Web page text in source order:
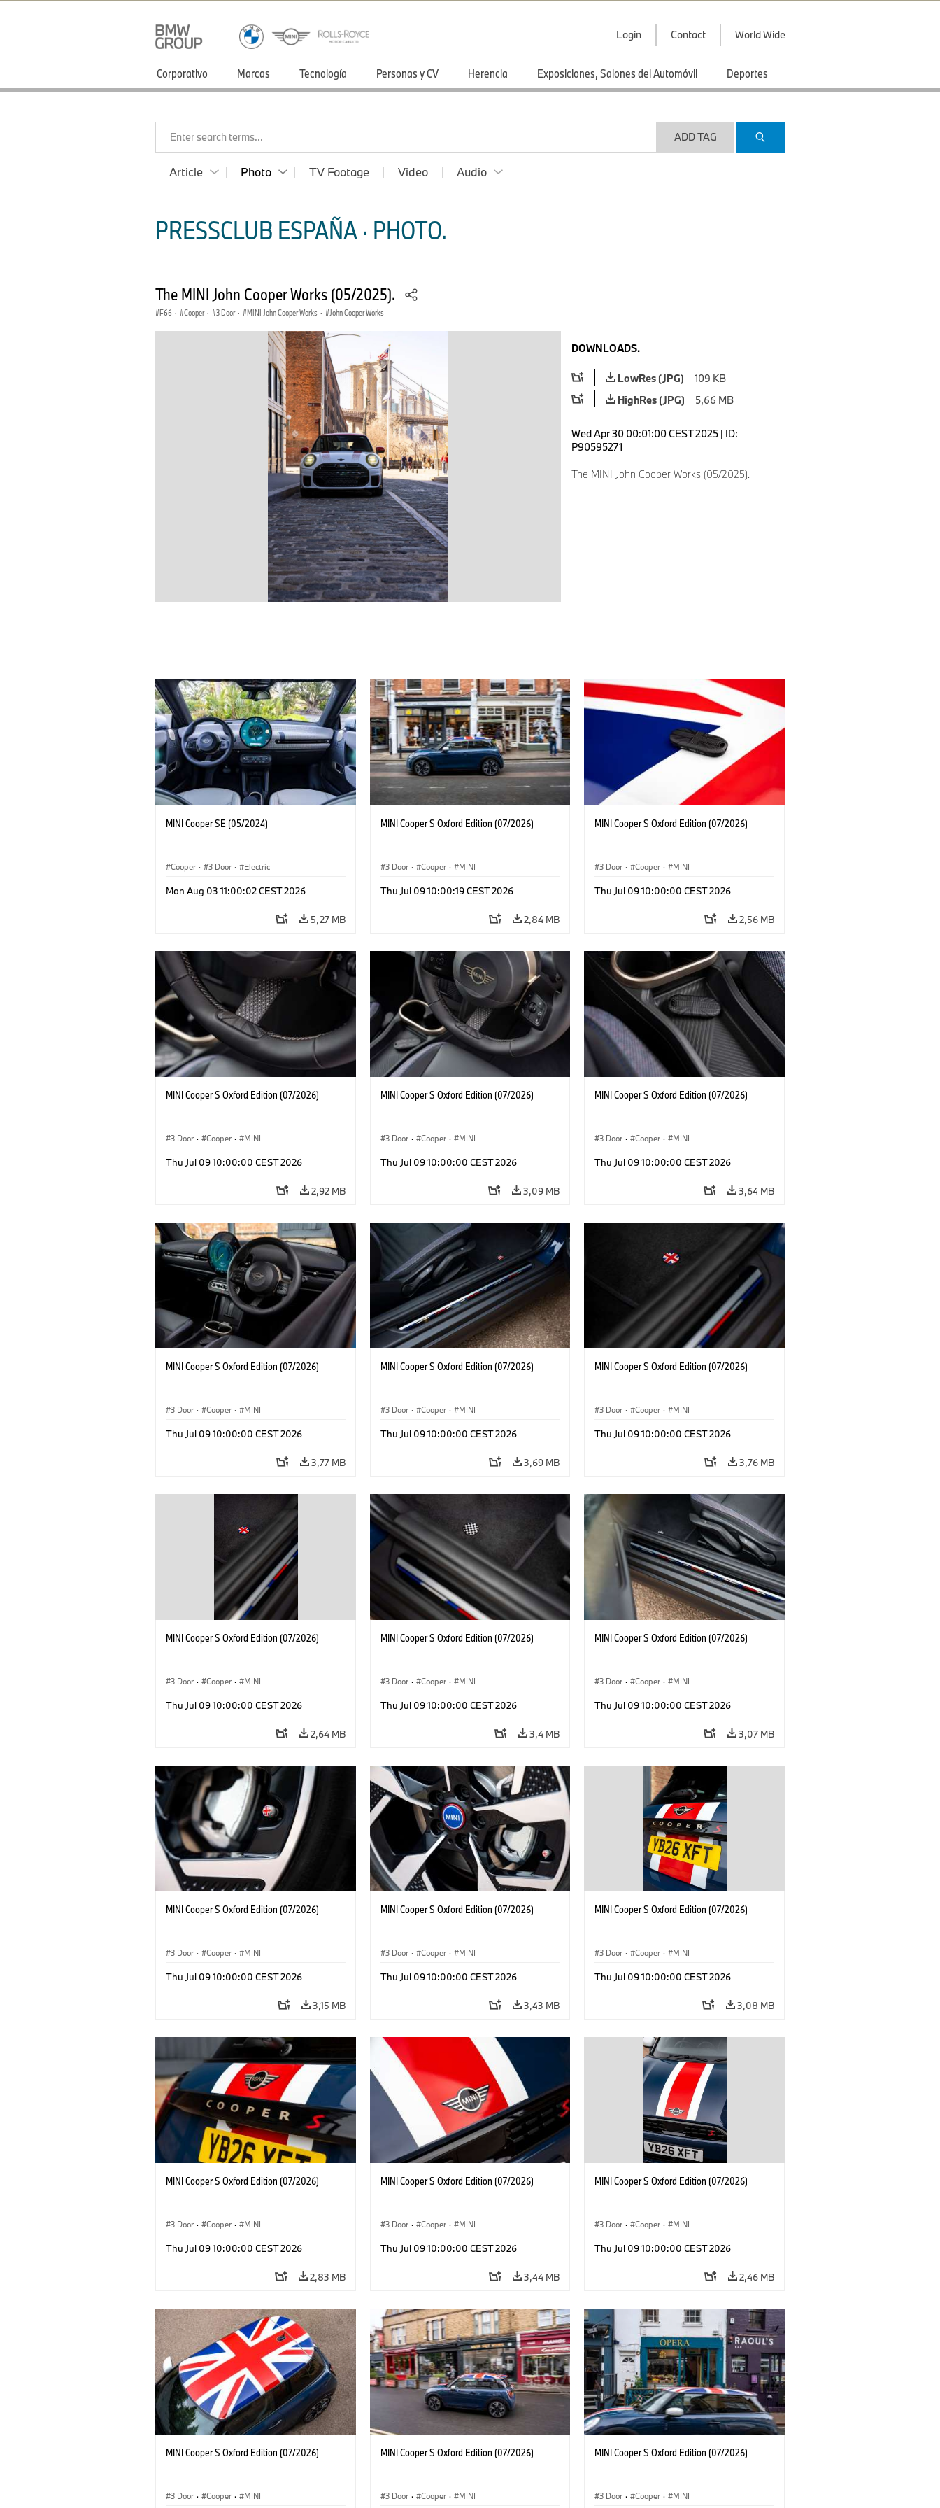
Login Contact World Wide
Corporativo Marcas Tecnología Personas y CV Herencia Exposiciones, Salones del Automóvil Deportes
Enter search terms... ADD TAG
Article Photo TV Footage Video Audio
PRESSCLUB ESPAÑA · PHOTO.
The MINI John Cooper Works (05/2025).
F66 · Cooper · 3 Door · MINI John Cooper Works · John Cooper Works
DOWNLOADS.
LowRes (JPG)
109 KB
HighRes (JPG)
5,66 MB
Wed Apr 30 00:01:00 CEST 2025 | ID:
P90595271
The MINI John Cooper Works (05/2025).
MINI Cooper SE (05/2024)
Cooper · 3 Door · Electric
Mon Aug 03 11:00:02 CEST 2026
5,27 MB
MINI Cooper S Oxford Edition (07/2026)
3 Door · Cooper · MINI
Thu Jul 09 10:00:19 CEST 2026
2,84 MB
MINI Cooper S Oxford Edition (07/2026)
3 Door · Cooper · MINI
Thu Jul 09 10:00:00 CEST 2026
2,56 MB
MINI Cooper S Oxford Edition (07/2026)
3 Door · Cooper · MINI
Thu Jul 09 10:00:00 CEST 2026
2,92 MB
MINI Cooper S Oxford Edition (07/2026)
3 Door · Cooper · MINI
Thu Jul 09 10:00:00 CEST 2026
3,09 MB
MINI Cooper S Oxford Edition (07/2026)
3 Door · Cooper · MINI
Thu Jul 09 10:00:00 CEST 2026
3,64 MB
MINI Cooper S Oxford Edition (07/2026)
3 Door · Cooper · MINI
Thu Jul 09 10:00:00 CEST 2026
3,77 MB
MINI Cooper S Oxford Edition (07/2026)
3 Door · Cooper · MINI
Thu Jul 09 10:00:00 CEST 2026
3,69 MB
MINI Cooper S Oxford Edition (07/2026)
3 Door · Cooper · MINI
Thu Jul 09 10:00:00 CEST 2026
3,76 MB
MINI Cooper S Oxford Edition (07/2026)
3 Door · Cooper · MINI
Thu Jul 09 10:00:00 CEST 2026
2,64 MB
MINI Cooper S Oxford Edition (07/2026)
3 Door · Cooper · MINI
Thu Jul 09 10:00:00 CEST 2026
3,4 MB
MINI Cooper S Oxford Edition (07/2026)
3 Door · Cooper · MINI
Thu Jul 09 10:00:00 CEST 2026
3,07 MB
MINI Cooper S Oxford Edition (07/2026)
3 Door · Cooper · MINI
Thu Jul 09 10:00:00 CEST 2026
3,15 MB
MINI Cooper S Oxford Edition (07/2026)
3 Door · Cooper · MINI
Thu Jul 09 10:00:00 CEST 2026
3,43 MB
MINI Cooper S Oxford Edition (07/2026)
3 Door · Cooper · MINI
Thu Jul 09 10:00:00 CEST 2026
3,08 MB
MINI Cooper S Oxford Edition (07/2026)
3 Door · Cooper · MINI
Thu Jul 09 10:00:00 CEST 2026
2,83 MB
MINI Cooper S Oxford Edition (07/2026)
3 Door · Cooper · MINI
Thu Jul 09 10:00:00 CEST 2026
3,44 MB
MINI Cooper S Oxford Edition (07/2026)
3 Door · Cooper · MINI
Thu Jul 09 10:00:00 CEST 2026
2,46 MB
MINI Cooper S Oxford Edition (07/2026)
3 Door · Cooper · MINI
MINI Cooper S Oxford Edition (07/2026)
3 Door · Cooper · MINI
MINI Cooper S Oxford Edition (07/2026)
3 Door · Cooper · MINI